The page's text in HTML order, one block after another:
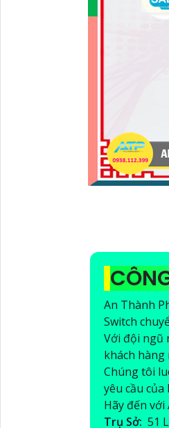
An Thành
Switch
Với đội ngũ
khách
Chúng tôi
yêu cầu của
Hãy đến
Trụ Sở: 51